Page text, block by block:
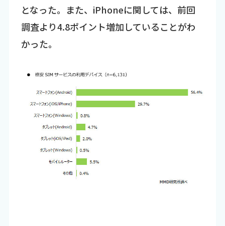
となった。また、iPhoneに関しては、前回
調査より4.8ポイント増加していることがわ
かった。